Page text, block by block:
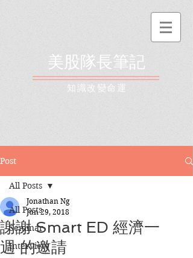
美股隊長筆記
​知識改變命運
Post
All Posts
Seminar
Interview
All Posts
謝謝 Smart ED 經濟一
週 的邀請
Jonathan Ng
Jun 29, 2018